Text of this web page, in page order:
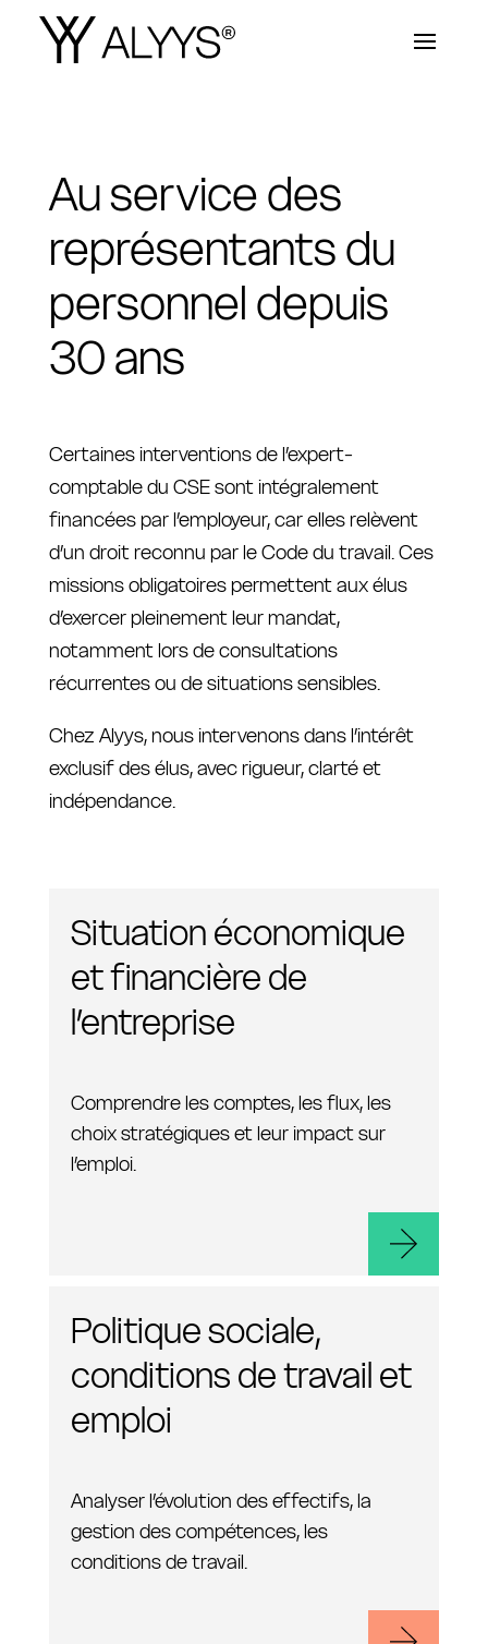
Au service des
représentants du
personnel depuis
30 ans
Certaines interventions de l’expert-
comptable du CSE sont intégralement
financées par l’employeur, car elles relèvent
d’un droit reconnu par le Code du travail. Ces
missions obligatoires permettent aux élus
d’exercer pleinement leur mandat,
notamment lors de consultations
récurrentes ou de situations sensibles.
Chez Alyys, nous intervenons dans l’intérêt
exclusif des élus, avec rigueur, clarté et
indépendance.
Situation économique
et financière de
l’entreprise
Comprendre les comptes, les flux, les
choix stratégiques et leur impact sur
l’emploi.
Politique sociale,
conditions de travail et
emploi
Analyser l’évolution des effectifs, la
gestion des compétences, les
conditions de travail.